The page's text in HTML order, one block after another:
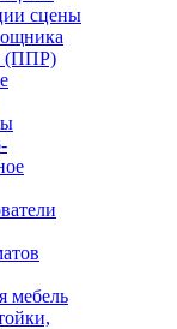
сцены
(ППР)
мебель